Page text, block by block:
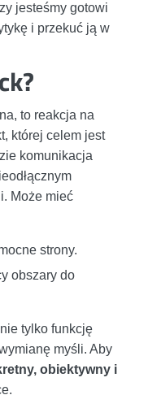
jesteśmy gotowi
i przekuć ją w
to reakcja na
której celem jest
komunikacja
Może mieć
strony.
obszary do
tylko funkcję
myśli. Aby
obiektywny i